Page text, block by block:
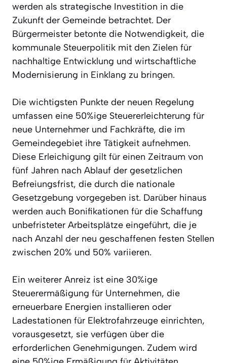
werden als strategische Investition in die
Zukunft der Gemeinde betrachtet. Der
Bürgermeister betonte die Notwendigkeit, die
kommunale Steuerpolitik mit den Zielen für
nachhaltige Entwicklung und wirtschaftliche
Modernisierung in Einklang zu bringen.
Die wichtigsten Punkte der neuen Regelung
umfassen eine 50%ige Steuererleichterung für
neue Unternehmer und Fachkräfte, die im
Gemeindegebiet ihre Tätigkeit aufnehmen.
Diese Erleichigung gilt für einen Zeitraum von
fünf Jahren nach Ablauf der gesetzlichen
Befreiungsfrist, die durch die nationale
Gesetzgebung vorgegeben ist. Darüber hinaus
werden auch Bonifikationen für die Schaffung
unbefristeter Arbeitsplätze eingeführt, die je
nach Anzahl der neu geschaffenen festen Stellen
zwischen 20% und 50% variieren.
Ein weiterer Anreiz ist eine 30%ige
Steuerermäßigung für Unternehmen, die
erneuerbare Energien installieren oder
Ladestationen für Elektrofahrzeuge einrichten,
vorausgesetzt, sie verfügen über die
erforderlichen Genehmigungen. Zudem wird